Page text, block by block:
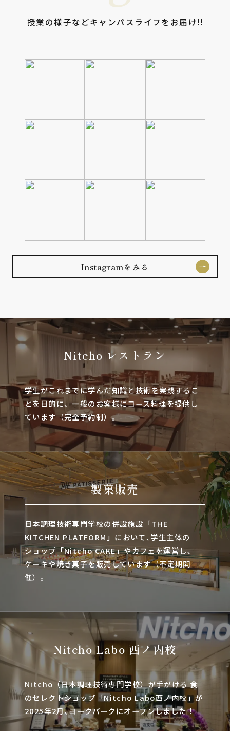
授業の様子などキャンパスライフをお届け!!
Instagramをみる
Nitcho レストラン
学生がこれまでに学んだ知識と技術を実践するこ
とを目的に、一般のお客様にコース料理を提供し
ています（完全予約制）。
製菓販売
日本調理技術専門学校の併設施設「THE
KITCHEN PLATFORM」において､学生主体の
ショップ「Nitcho CAKE」やカフェを運営し､
ケーキや焼き菓子を販売しています（不定期開
催）。
Nitcho Labo 西ノ内校
Nitcho（日本調理技術専門学校）が手がける 食
のセレクトショップ「Nitcho Labo西ノ内校」が
2025年2月､ヨークパークにオープンしました！